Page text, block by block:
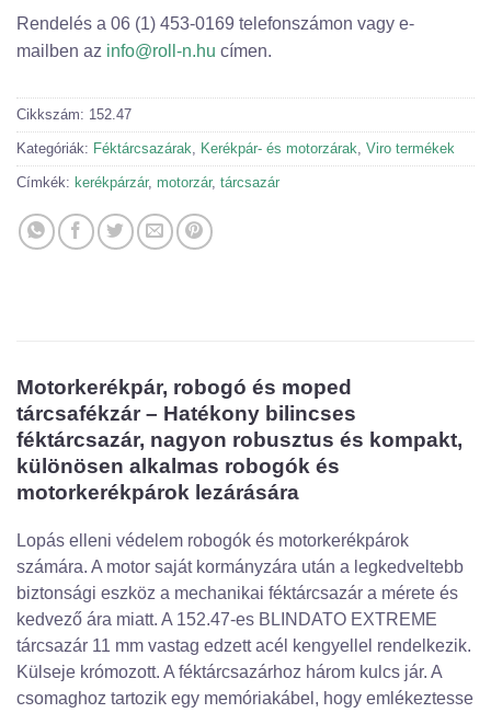
Rendelés a 06 (1) 453-0169 telefonszámon vagy e-
mailben az info@roll-n.hu címen.
Cikkszám: 152.47
Kategóriák: Féktárcsazárak, Kerékpár- és motorzárak, Viro termékek
Címkék: kerékpárzár, motorzár, tárcsazár
Motorkerékpár, robogó és moped
tárcsafékzár – Hatékony bilincses
féktárcsazár, nagyon robusztus és kompakt,
különösen alkalmas robogók és
motorkerékpárok lezárására
Lopás elleni védelem robogók és motorkerékpárok
számára. A motor saját kormányzára után a legkedveltebb
biztonsági eszköz a mechanikai féktárcsazár a mérete és
kedvező ára miatt. A 152.47-es BLINDATO EXTREME
tárcsazár 11 mm vastag edzett acél kengyellel rendelkezik.
Külseje krómozott. A féktárcsazárhoz három kulcs jár. A
csomaghoz tartozik egy memóriakábel, hogy emlékeztesse